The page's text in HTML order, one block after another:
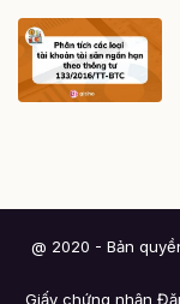
@ 2020 - Bản
Giấy chứng nhận